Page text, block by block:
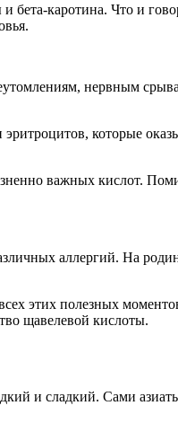
каротина. Что и
нервным
которые
важных кислот.
аллергий. На
этих полезных
щавелевой кислоты.
и сладкий. Сами